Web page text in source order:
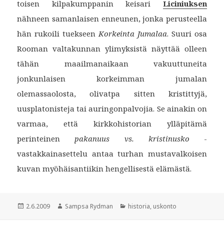
toisen kilpakumppanin keisari Liciniuksen
nähneen samanlaisen enneunen, jonka perusteella
hän rukoili tuekseen Korkeinta Jumalaa. Suuri osa
Rooman valtakunnan ylimyksistä näyttää olleen
tähän maailmanaikaan vakuuttuneita
jonkunlaisen korkeimman jumalan
olemassaolosta, olivatpa sitten kristittyjä,
uusplatonisteja tai auringonpalvojia. Se ainakin on
varmaa, että kirkkohistorian ylläpitämä
perinteinen pakanuus vs. kristinusko -
vastakkainasettelu antaa turhan mustavalkoisen
kuvan myöhäisantiikin hengellisestä elämästä.
Julkaistu
2.6.2009 Kirjoittaja
Sampsa Rydman Kategoriat
historia, uskonto